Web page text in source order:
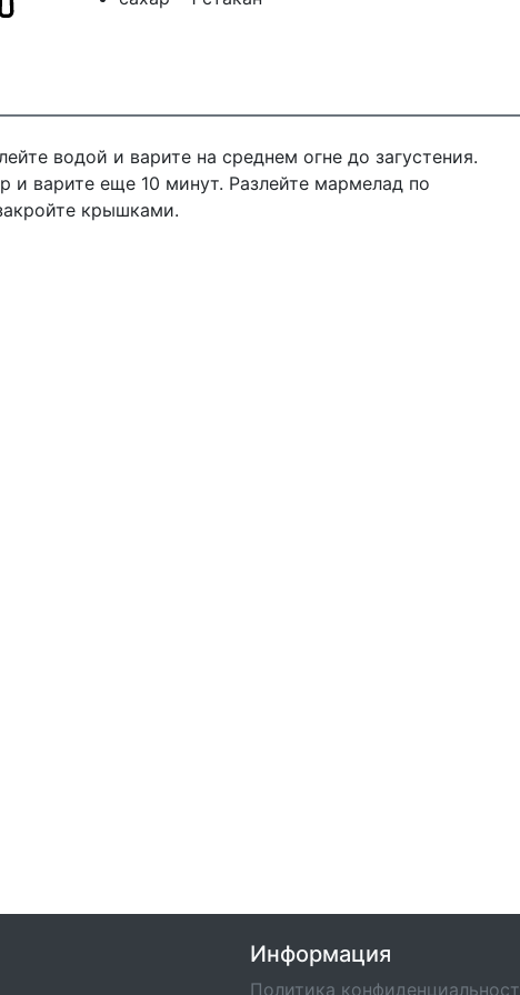
водой и варите на среднем огне до загустения.
и варите еще 10 минут. Разлейте мармелад по
крышками.
Информация
Политика